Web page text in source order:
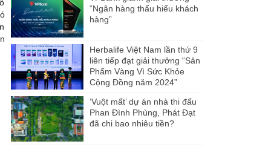
“Ngân hàng thấu hiểu khách
hàng”
Herbalife Việt Nam lần thứ 9
liên tiếp đạt giải thưởng “Sản
Phẩm Vàng Vì Sức Khỏe
Cộng Đồng năm 2024”
‘Vuột mất’ dự án nhà thi đấu
Phan Đình Phùng, Phát Đạt
đã chi bao nhiêu tiền?